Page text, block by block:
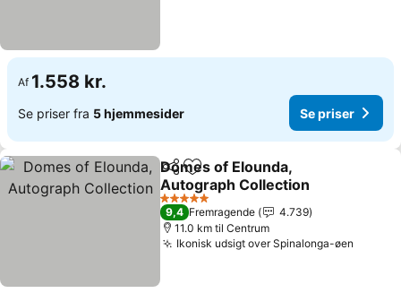
Af 1.558 kr.
Se priser fra 5 hjemmesider Se priser
Del Føj til favoritter
Domes of Elounda,
Autograph Collection
5 Stjerner
9,4 Fremragende
4.739
11.0 km til Centrum
Ikonisk udsigt over Spinalonga-øen